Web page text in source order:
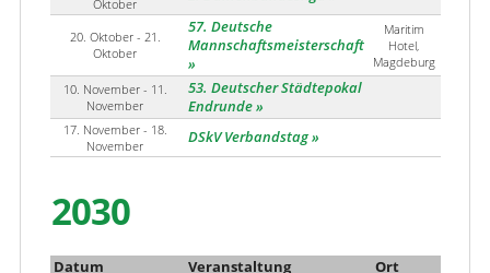
Oktober
20. Oktober - 21.
Oktober
57. Deutsche
Mannschaftsmeisterschaft
Maritim
Hotel,
Magdeburg
10. November - 11.
November
53. Deutscher Städtepokal
Endrunde
17. November - 18.
November
DSkV Verbandstag
2030
Datum Veranstaltung Ort